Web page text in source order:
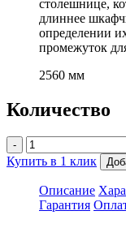
столешнице,
длиннее
определении
промежуток
2560 мм
Количество
-
Купить в 1 клик
Описание
Гарантия